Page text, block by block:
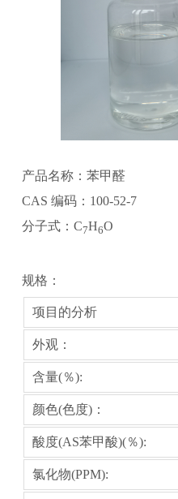
产品名称：苯甲醛
CAS 编码：100-52-7
分子式：C7H6O
规格：
项目的分析
外观：
含量(％):
颜色(色度)：
酸度(AS苯甲酸)(％):
氯化物(PPM):